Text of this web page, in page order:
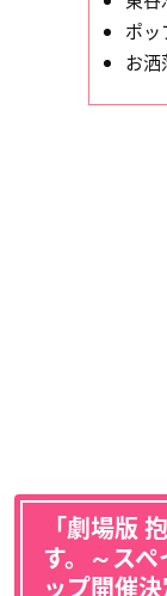
ポッ
お洒
「劇場版
す。～ス
ップ開催決